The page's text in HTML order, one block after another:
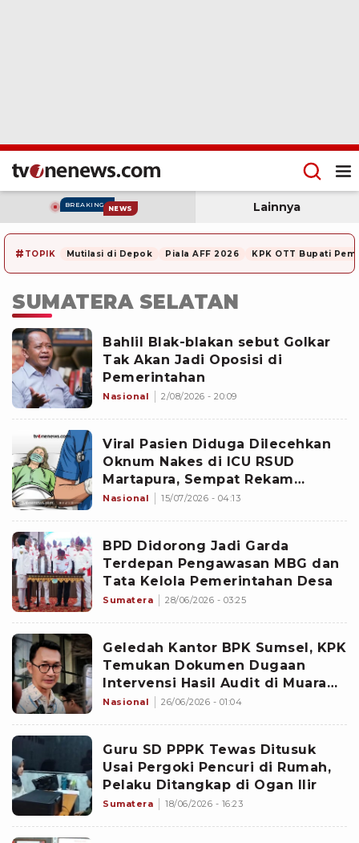
BREAKING NEWS Lainnya
# TOPIK Mutilasi di Depok Piala AFF 2026 KPK OTT Bupati
SUMATERA SELATAN
Bahlil Blak-blakan sebut Golkar
Tak Akan Jadi Oposisi di
Pemerintahan
Nasional 2/08/2026 - 20:09
Viral Pasien Diduga Dilecehkan
Oknum Nakes di ICU RSUD
Martapura, Sempat Rekam
hingga Pintu Ruangan Terkunci
Nasional 15/07/2026 - 04:13
BPD Didorong Jadi Garda
Terdepan Pengawasan MBG dan
Tata Kelola Pemerintahan Desa
Sumatera 28/06/2026 - 03:25
Geledah Kantor BPK Sumsel, KPK
Temukan Dokumen Dugaan
Intervensi Hasil Audit di Muara
Enim
Nasional 26/06/2026 - 01:04
Guru SD PPPK Tewas Ditusuk
Usai Pergoki Pencuri di Rumah,
Pelaku Ditangkap di Ogan Ilir
Sumatera 18/06/2026 - 16:23